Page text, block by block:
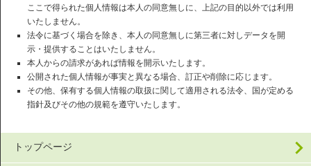
ここで得られた個人情報は本人の同意無しに、上記の目的以外では利用
いたしません。
法令に基づく場合を除き、本人の同意無しに第三者に対しデータを開
示・提供することはいたしません。
本人からの請求があれば情報を開示いたします。
公開された個人情報が事実と異なる場合、訂正や削除に応じます。
その他、保有する個人情報の取扱に関して適用される法令、国が定める
指針及びその他の規範を遵守いたします。
トップページ